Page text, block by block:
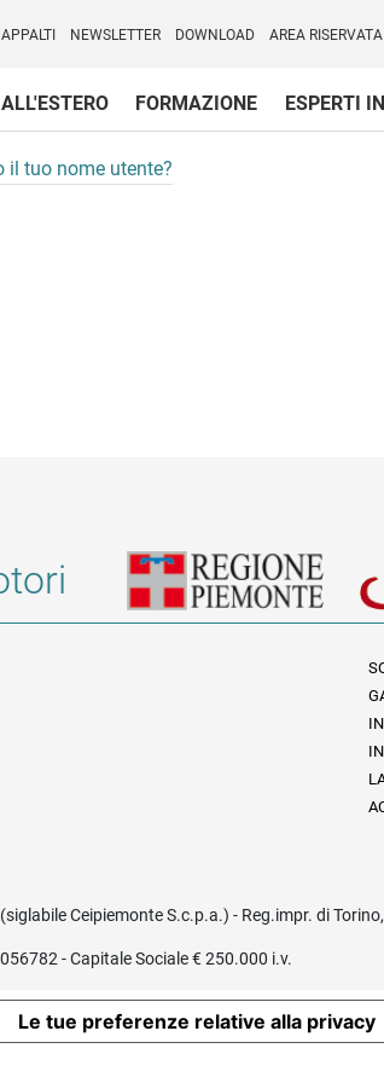
NEWSLETTER DOWNLOAD AREA RISERVATA
FORMAZIONE ESPERTI
il tuo nome utente?
Ceipiemonte S.c.p.a.) - Reg.impr. di
- Capitale Sociale € 250.000 i.v.
Le tue preferenze relative alla privacy